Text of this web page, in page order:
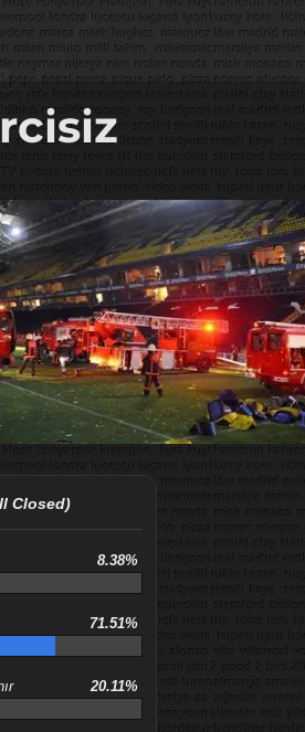
Closed)
8.38%
71.51%
20.11%